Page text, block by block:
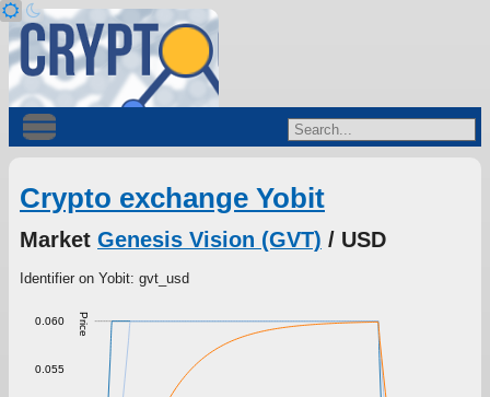
Crypto exchange Yobit
Market Genesis Vision (GVT) / USD
Identifier on Yobit: gvt_usd
Price
0.055
0.060